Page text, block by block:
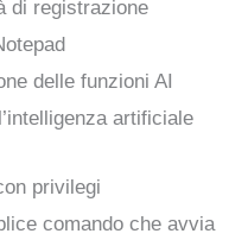
di registrazione
delle funzioni AI
artificiale
privilegi
comando che avvia